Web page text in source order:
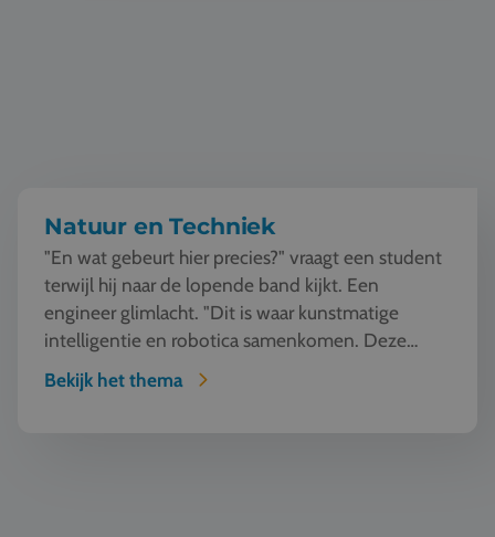
Natuur en Techniek
"En wat gebeurt hier precies?" vraagt een student
terwijl hij naar de lopende band kijkt. Een
engineer glimlacht. "Dit is waar kunstmatige
intelligentie en robotica samenkomen. Deze
machine ziet, l...
Bekijk het thema